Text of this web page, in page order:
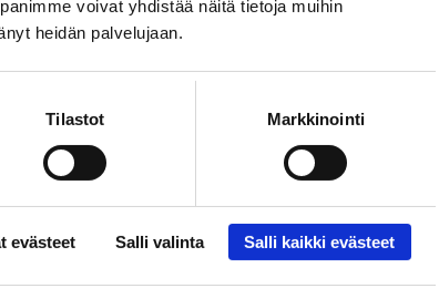
voivat yhdistää näitä tietoja muihin
heidän palvelujaan.
Tilastot Markkinointi
evästeet Salli valinta Salli kaikki evästeet
henkilökohtaista
jäsenen työmarkkina-
tarjoaa
vaalii loimulaista
joku ei haluaisi